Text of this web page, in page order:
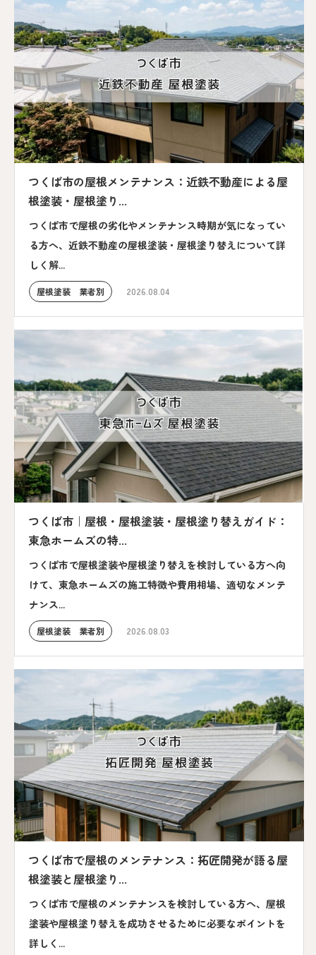
つくば市の屋根メンテナンス：近鉄不動産による屋
根塗装・屋根塗り...
つくば市で屋根の劣化やメンテナンス時期が気になってい
る方へ、近鉄不動産の屋根塗装・屋根塗り替えについて詳
しく解...
屋根塗装 業者別 2026.08.04
つくば市｜屋根・屋根塗装・屋根塗り替えガイド：
東急ホームズの特...
つくば市で屋根塗装や屋根塗り替えを検討している方へ向
けて、東急ホームズの施工特徴や費用相場、適切なメンテ
ナンス...
屋根塗装 業者別 2026.08.03
つくば市で屋根のメンテナンス：拓匠開発が語る屋
根塗装と屋根塗り...
つくば市で屋根のメンテナンスを検討している方へ、屋根
塗装や屋根塗り替えを成功させるために必要なポイントを
詳しく...